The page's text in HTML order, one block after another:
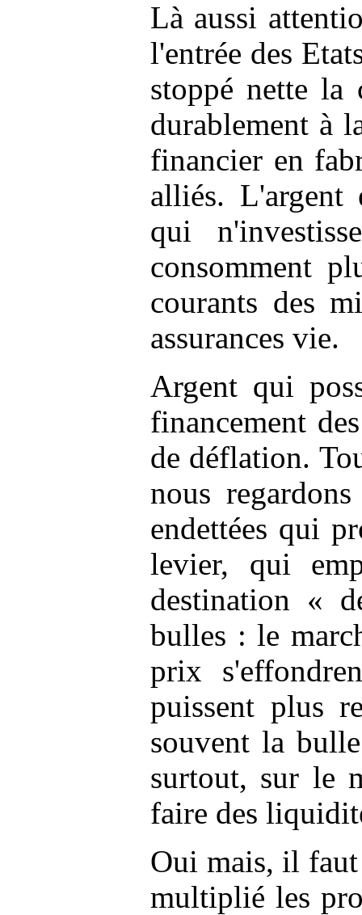
Là aussi
l'entrée des
stoppé nette la
durablement à
financier en
alliés. L'argent
qui
consomment
courants des
assurances vie.
Argent qui
financement
de déflation.
nous
endettées qui
levier, qui
destination «
bulles : le
prix
puissent plus
souvent la
surtout, sur le
faire des
Oui mais, il
multiplié les